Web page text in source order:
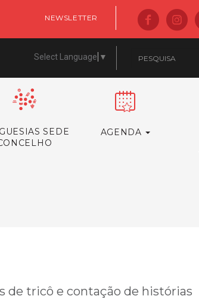
NEWSLETTER
Select Language ▼
SEDE
AGENDA
de tricô e contação de histórias